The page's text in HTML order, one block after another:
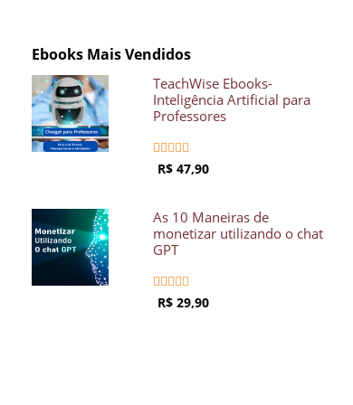
Ebooks Mais Vendidos
TeachWise Ebooks-
Inteligência Artificial para
Professores
    
R$ 47,90
As 10 Maneiras de
monetizar utilizando o chat
GPT
    
R$ 29,90